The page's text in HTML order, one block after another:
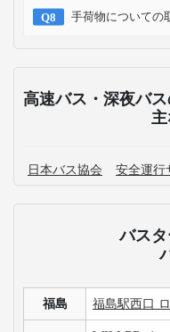
手荷物についての
高速バス・深夜バ
日本バス協会 安全運行
バスタ
福島 福島駅西口